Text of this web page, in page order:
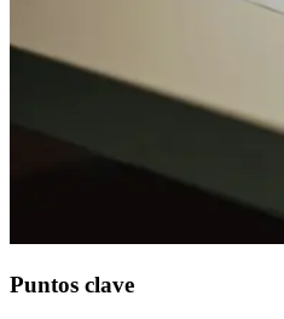
Puntos clave